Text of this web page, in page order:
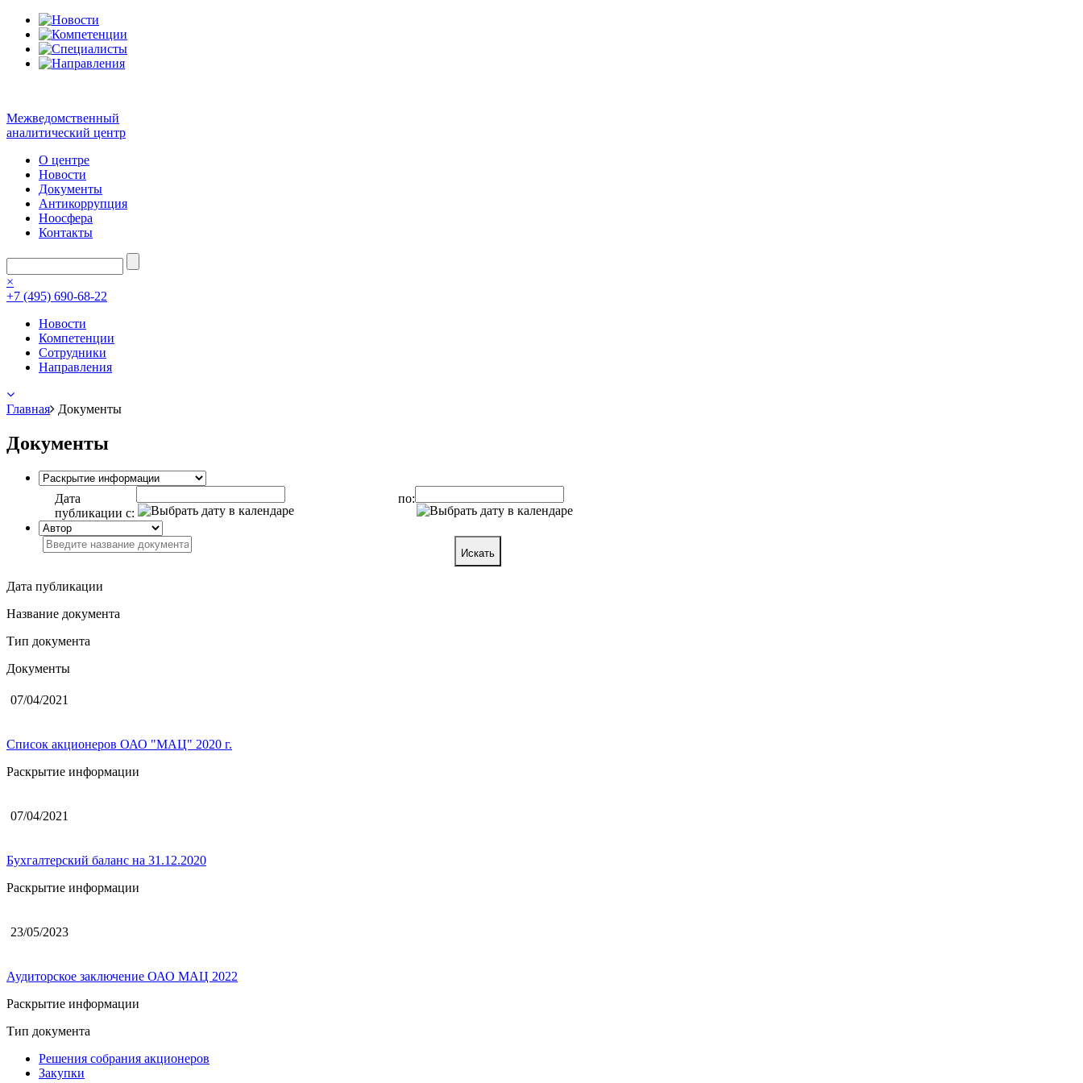
Межведомственный
аналитический центр
О центре
Новости
Документы
Антикоррупция
Ноосфера
Контакты
×
+7 (495) 690-68-22
Новости
Компетенции
Сотрудники
Направления
Главная Документы
Документы
Дата
публикации с:
по:
Искать
Дата публикации
Название документа
Тип документа
Документы
07/04/2021
Список акционеров ОАО "МАЦ" 2020 г.
Раскрытие информации
07/04/2021
Бухгалтерский баланс на 31.12.2020
Раскрытие информации
23/05/2023
Аудиторское заключение ОАО МАЦ 2022
Раскрытие информации
Тип документа
Решения собрания акционеров
Закупки